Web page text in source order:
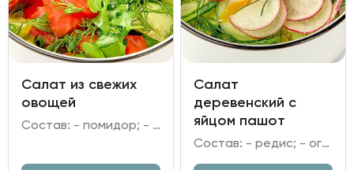
Салат из свежих
овощей
Состав: - помидор; - огурец; - зелень; - заправка на выбор.
Салат
деревенский с
яйцом пашот
Состав: - редис; - огурец; - яйцо пашот; - зелень; - заправка на выбор.